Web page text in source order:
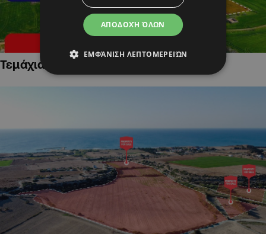
Τεμάχια Γης σε Οικιστικές Περιοχές
ΑΠΟΔΟΧΉ ΌΛΩΝ
ΕΜΦΆΝΙΣΗ ΛΕΠΤΟΜΕΡΕΙΏΝ